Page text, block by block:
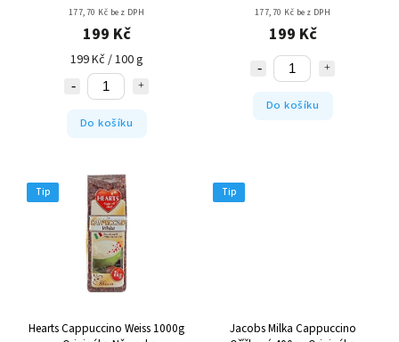
177,70 Kč bez DPH
199 Kč
199 Kč / 100 g
Do košíku
177,70 Kč bez DPH
199 Kč
Do košíku
Tip
Hearts Cappuccino Weiss 1000g
Tip
Jacobs Milka Cappuccino